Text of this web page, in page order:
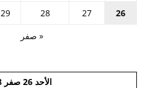
« صفر
26
27
28
29
الأحد 26 صفر 1448هـ